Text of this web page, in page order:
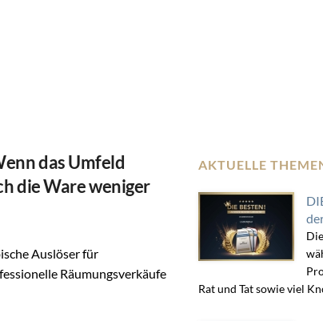
das Umfeld
die Ware weniger
Auslöser für
Räumungsverkäufe
AKTUELLE
Rat und Tat sowie viel